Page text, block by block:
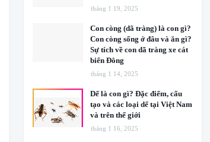
tháng 1 19, 2025
Con còng (dã tràng) là con gì?
Con còng sống ở đâu và ăn gì?
Sự tích về con dã tràng xe cát
biển Đông
tháng 1 14, 2025
Dế là con gì? Đặc điểm, cấu
tạo và các loại dế tại Việt Nam
và trên thế giới
tháng 1 16, 2025